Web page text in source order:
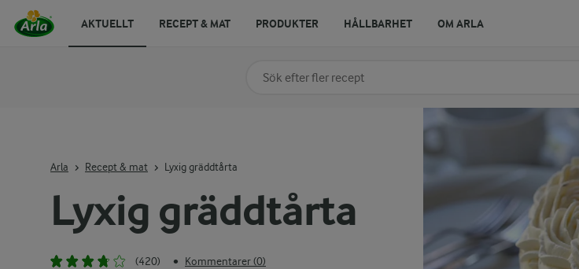
Lyxig gräddtårta
(420) • Kommentarer (0)
Arla Recept & mat Lyxig gräddtårta
Sök på kategori eller ingrediens
AKTUELLT RECEPT & MAT PRODUKTER HÅLLBARHET OM ARLA